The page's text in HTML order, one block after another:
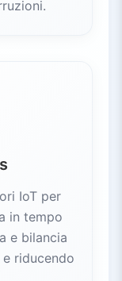
IoT per
in tempo
e bilancia
riducendo